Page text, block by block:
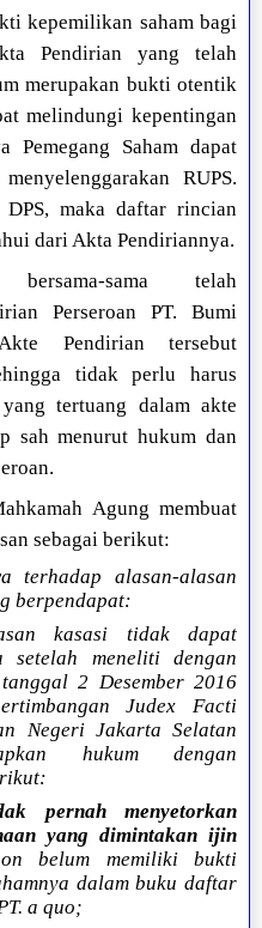
kepemilikan saham bagi
Pendirian yang telah
merupakan bukti otentik
melindungi kepentingan
Pemegang Saham dapat
RUPS.
maka daftar rincian
dari Akta Pendiriannya.
sama telah
Perseroan PT. Bumi
Pendirian tersebut
tidak perlu harus
tertuang dalam akte
sah menurut hukum dan
Agung membuat
sebagai berikut:
terhadap alasan-alasan
berpendapat:
kasasi tidak dapat
setelah meneliti dengan
2 Desember 2016
Judex Facti
Negeri Jakarta Selatan
hukum dengan
pernah menyetorkan
yang dimintakan ijin
belum memiliki bukti
dalam buku daftar
a quo;